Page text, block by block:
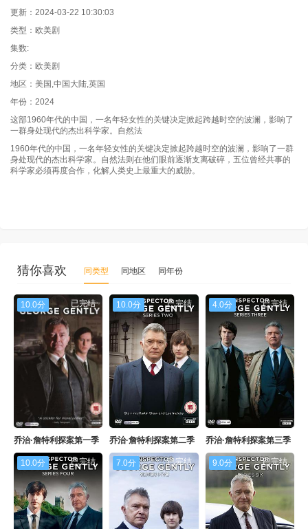
更新：2024-03-22 10:30:03
类型：欧美剧
集数:
分类：欧美剧
地区：美国,中国大陆,英国
年份：2024
这部1960年代的中国，一名年轻女性的关键决定掀起跨越时空的波澜，影响了
一群身处现代的杰出科学家。自然法
1960年代的中国，一名年轻女性的关键决定掀起跨越时空的波澜，影响了一群
身处现代的杰出科学家。自然法则在他们眼前逐渐支离破碎，五位曾经共事的
科学家必须再度合作，化解人类史上最重大的威胁。
猜你喜欢 同类型 同地区 同年份
10.0分 已完结
乔治·詹特利探案第一季
10.0分 已完结
乔治·詹特利探案第二季
4.0分 已完结
乔治·詹特利探案第三季
10.0分 已完结 7.0分 已完结 9.0分 已完结